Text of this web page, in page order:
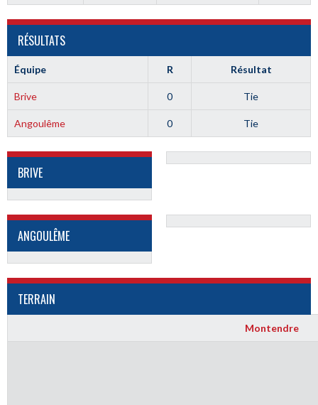
RÉSULTATS
Équipe R Résultat
Brive 0 Tie
Angoulême 0 Tie
BRIVE
ANGOULÊME
TERRAIN
Montendre